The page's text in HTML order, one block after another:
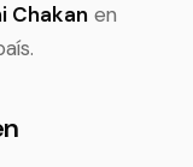
Chakan en